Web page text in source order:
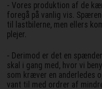
- Vores produktion af de
foregå på vanlig vis.
til lastbilerne, men ellers
plejer.
- Derimod er det en
skal i gang med, hvor vi
som kræver en anderledes
vant til med ordrer af